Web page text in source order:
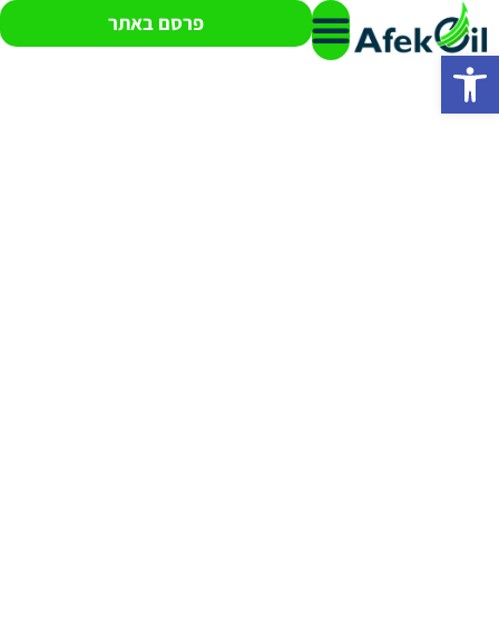
פתח סרגל נגישות
פרסם באתר